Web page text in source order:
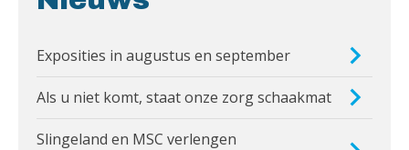
Exposities in augustus en september
Als u niet komt, staat onze zorg schaakmat
Slingeland en MSC verlengen